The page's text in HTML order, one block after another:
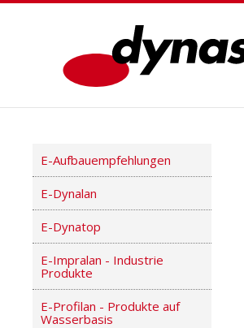
E-Aufbauempfehlungen
E-Dynalan
E-Dynatop
E-Impralan - Industrie
Produkte
E-Profilan - Produkte auf
Wasserbasis